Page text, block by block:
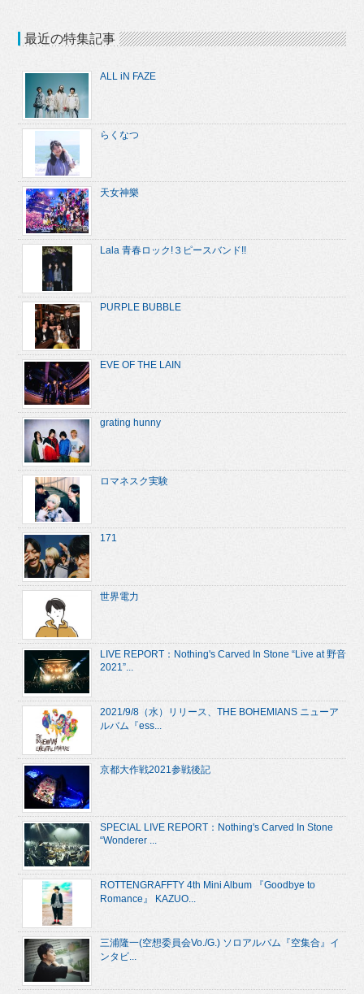
最近の特集記事
ALL iN FAZE
らくなつ
天女神樂
Lala 青春ロック!３ピースバンド!!
PURPLE BUBBLE
EVE OF THE LAIN
grating hunny
ロマネスク実験
171
世界電力
LIVE REPORT：Nothing's Carved In Stone “Live at 野音
2021”...
2021/9/8（水）リリース、THE BOHEMIANS ニューア
ルバム『ess...
京都大作戦2021参戦後記
SPECIAL LIVE REPORT：Nothing's Carved In Stone
“Wonderer ...
ROTTENGRAFFTY 4th Mini Album 『Goodbye to
Romance』 KAZUO...
三浦隆一(空想委員会Vo./G.) ソロアルバム『空集合』イ
ンタビ...